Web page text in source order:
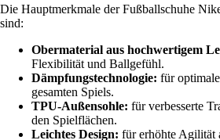
Die Hauptmerkmale der Fußballschuhe
sind:
Obermaterial aus hochwertigem
Flexibilität und Ballgefühl.
Dämpfungstechnologie: für
gesamten Spiels.
TPU-Außensohle: für verbesserte
den Spielflächen.
Leichtes Design: für erhöhte Agilität